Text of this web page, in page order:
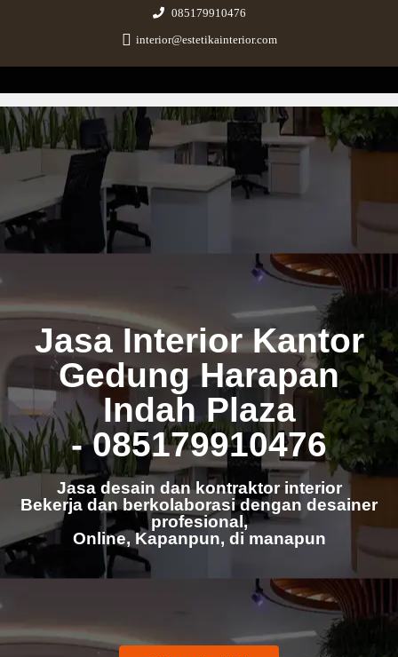
085179910476
interior@estetikainterior.com
Estetika Interior
Design & Build Consultant
Jasa Interior Kantor
Gedung Harapan
Indah Plaza
- 085179910476
Jasa desain dan kontraktor interior
Bekerja dan berkolaborasi dengan desainer
profesional,
Online, Kapanpun, di manapun